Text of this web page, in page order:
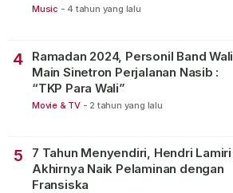
Music - 4 tahun yang lalu
4
Ramadan 2024, Personil Band Wali
Main Sinetron Perjalanan Nasib :
“TKP Para Wali”
Movie & TV - 2 tahun yang lalu
5
7 Tahun Menyendiri, Hendri Lamiri
Akhirnya Naik Pelaminan dengan
Fransiska